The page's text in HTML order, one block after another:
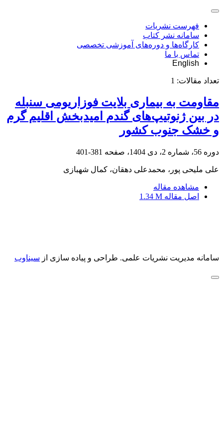
فهرست نشریات
سامانه نشر کتاب
کارگاه‌ها و دوره‌های آموزشی تخصصی
تماس با ما
English
تعداد مقالات: 1
مقاومت به بیماری بلایت فوزاریومی سنبله
در بین ژنوتیپ‌های گندم امیدبخش اقلیم گرم
و خشک جنوب کشور
دوره 56، شماره 2، دی 1404، صفحه 381-401
علی ملیحی پور، محمدعلی دهقان، کمال شهبازی
مشاهده مقاله
اصل مقاله 1.34 M
سامانه مدیریت نشریات علمی. طراحی و پیاده سازی از سیناوب